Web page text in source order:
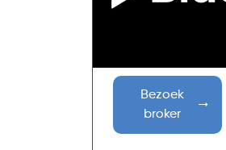
Bezoek
broker